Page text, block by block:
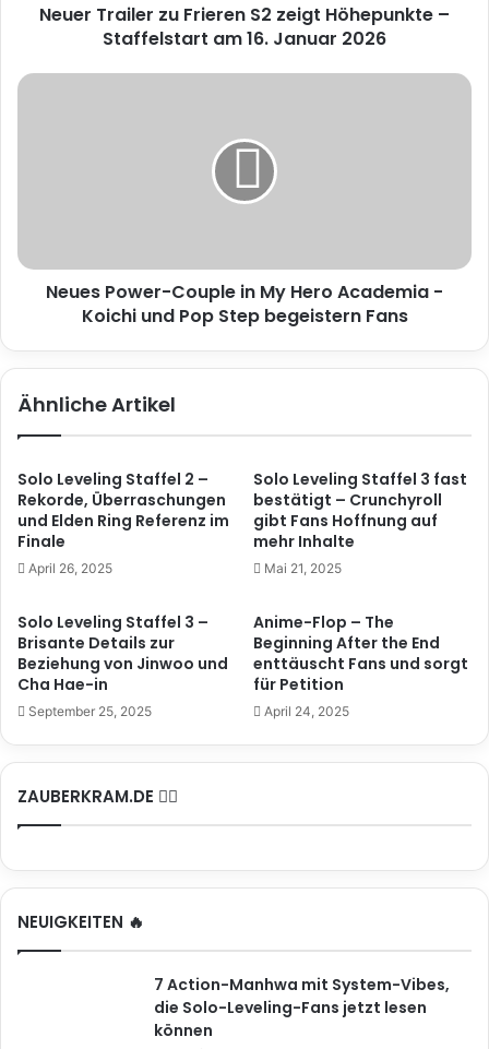
2026
Neuer Trailer zu Frieren S2 zeigt Höhepunkte –
Staffelstart am 16. Januar 2026
Neues
Koichi
Neues Power-Couple in My Hero Academia -
Koichi und Pop Step begeistern Fans
Ähnliche Artikel
Solo Leveling Staffel 2 –
Rekorde, Überraschungen
und Elden Ring Referenz im
Finale
April 26, 2025
Solo Leveling Staffel 3 fast
bestätigt – Crunchyroll
gibt Fans Hoffnung auf
mehr Inhalte
Mai 21, 2025
Solo Leveling Staffel 3 –
Brisante Details zur
Beziehung von Jinwoo und
Cha Hae-in
September 25, 2025
Anime-Flop – The
Beginning After the End
enttäuscht Fans und sorgt
für Petition
April 24, 2025
ZAUBERKRAM.DE 🧙‍♂️
NEUIGKEITEN 🔥
7 Action-Manhwa mit System-Vibes,
die Solo-Leveling-Fans jetzt lesen
können